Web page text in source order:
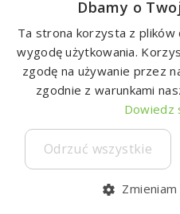
Pióro - 20
333,6 m²
Ulubione
Dbamy o
Ta strona korzysta z plików
wygodę użytkowania.
zgodę na używanie przez
zgodnie z warunkami
Dowiedz
Odrzuć wszystkie